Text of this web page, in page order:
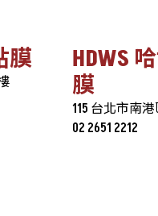
膜
HDWS
膜
115 台北市南
02 2651 2212